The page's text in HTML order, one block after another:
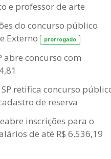
e professor de arte
do concurso público
Externo
prorrogado
abre concurso com
retifica concurso
de reserva
inscrições para o
de até R$ 6.536,19